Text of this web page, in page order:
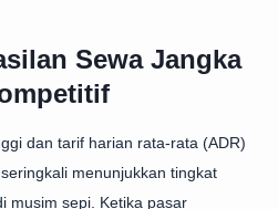
Sewa Jangka
dan tarif harian rata-rata (ADR)
menunjukkan tingkat
musim sepi. Ketika pasar